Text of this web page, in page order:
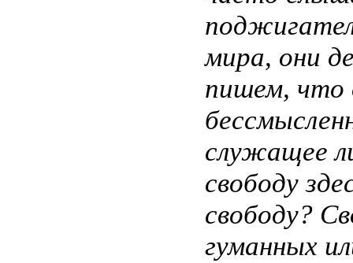
мира, они
пишем, что
служащее
свободу
свободу?
гуманных